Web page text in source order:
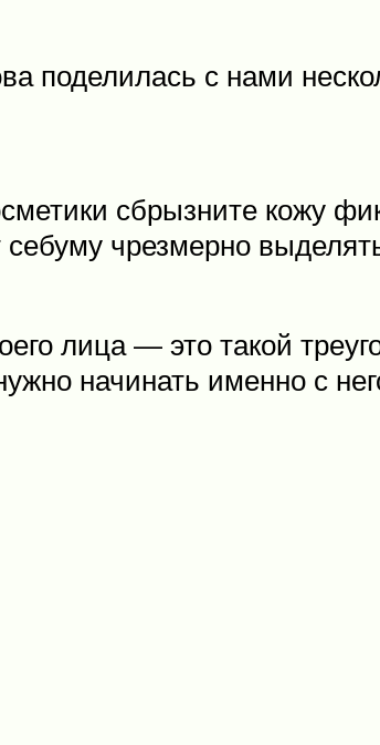
поделилась с нами
сбрызните кожу
чрезмерно
лица — это такой
начинать именно с